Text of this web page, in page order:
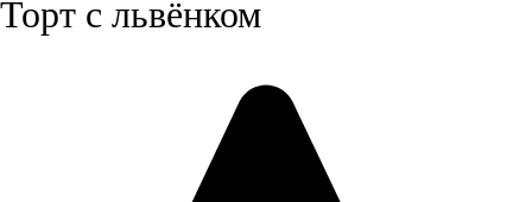
Торт с львёнком